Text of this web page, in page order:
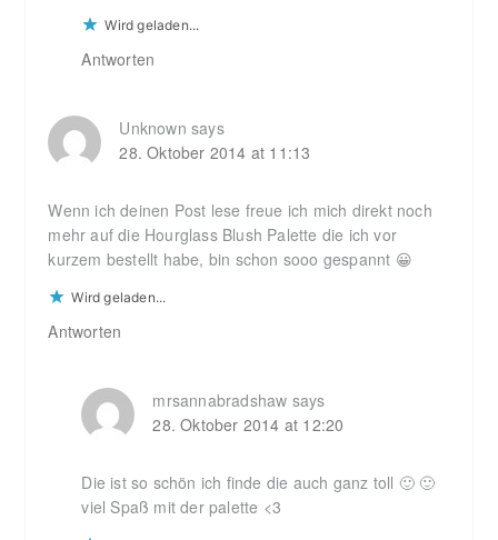
Wird geladen...
Antworten
Unknown says
28. Oktober 2014 at 11:13
Wenn ich deinen Post lese freue ich mich direkt noch
mehr auf die Hourglass Blush Palette die ich vor
kurzem bestellt habe, bin schon sooo gespannt 😀
Wird geladen...
Antworten
mrsannabradshaw says
28. Oktober 2014 at 12:20
Die ist so schön ich finde die auch ganz toll 🙂 🙂
viel Spaß mit der palette <3